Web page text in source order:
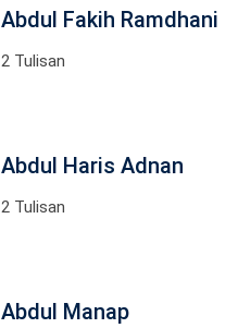
Abdul Fakih Ramdhani
2 Tulisan
Abdul Haris Adnan
2 Tulisan
Abdul Manap